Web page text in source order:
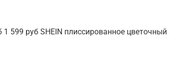
599 руб SHEIN плиссированное цветочный